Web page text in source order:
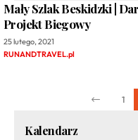
Mały Szlak Beskidzki |
Projekt Biegowy
25 lutego, 2021
RUNANDTRAVEL.pl
1
Kalendarz